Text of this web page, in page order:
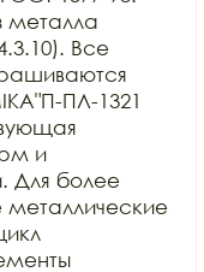
металла
Все
ПЛ-1321
и
Для более
металлические